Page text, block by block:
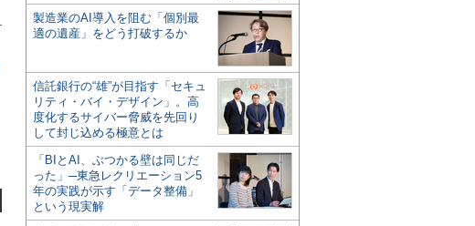
製造業のAI導入を阻む「個別最
適の遺産」をどう打破するか
信託銀行の“雄”が目指す「セキュ
リティ・バイ・デザイン」。高
度化するサイバー脅威を先回り
して封じ込める極意とは
「BIとAI、ぶつかる壁は同じだ
った」─東急レクリエーション5
年の実践が示す「データ整備」
という現実解